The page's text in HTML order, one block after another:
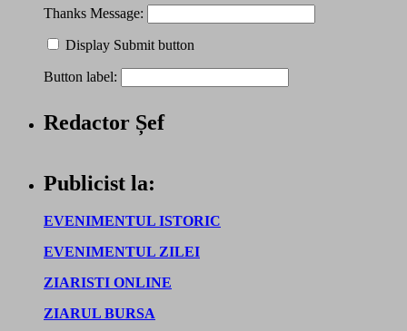
Thanks Message:
Display Submit button
Button label:
Redactor Șef
Publicist la:
EVENIMENTUL ISTORIC
EVENIMENTUL ZILEI
ZIARISTI ONLINE
ZIARUL BURSA